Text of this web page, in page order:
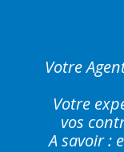
Votre
Votre
vos
A savoir :